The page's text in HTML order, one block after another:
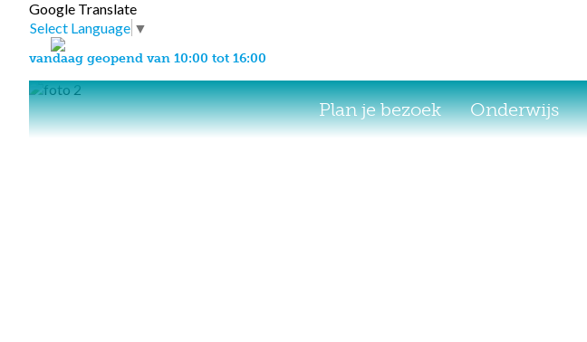
Google Translate
Select Language ▼
vandaag geopend van 10:00 tot 16:00
Plan je bezoek Onderwijs